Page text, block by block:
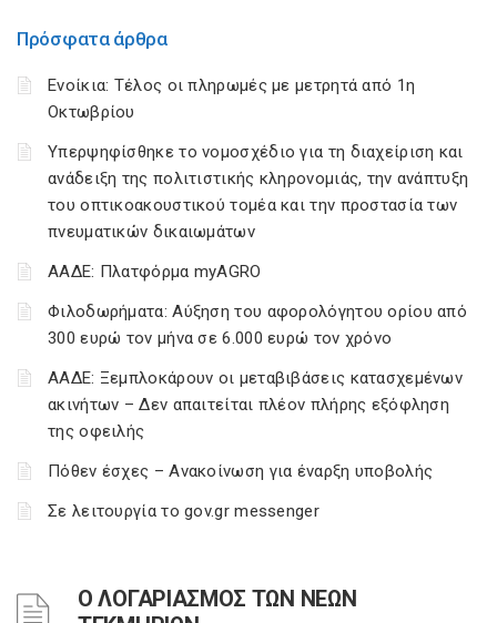
Πρόσφατα άρθρα
Ενοίκια: Τέλος οι πληρωμές με μετρητά από 1η
Οκτωβρίου
Υπερψηφίσθηκε το νομοσχέδιο για τη διαχείριση και
ανάδειξη της πολιτιστικής κληρονομιάς, την ανάπτυξη
του οπτικοακουστικού τομέα και την προστασία των
πνευματικών δικαιωμάτων
ΑΑΔΕ: Πλατφόρμα myAGRO
Φιλοδωρήματα: Αύξηση του αφορολόγητου ορίου από
300 ευρώ τον μήνα σε 6.000 ευρώ τον χρόνο
ΑΑΔΕ: Ξεμπλοκάρουν οι μεταβιβάσεις κατασχεμένων
ακινήτων – Δεν απαιτείται πλέον πλήρης εξόφληση
της οφειλής
Πόθεν έσχες – Ανακοίνωση για έναρξη υποβολής
Σε λειτουργία το gov.gr messenger
Ο ΛΟΓΑΡΙΑΣMΟΣ ΤΩΝ ΝΕΩΝ